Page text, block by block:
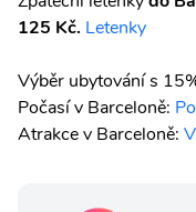
125 Kč. Letenky
Výběr ubytování s
Počasí v Barceloně:
Atrakce v Barceloně: